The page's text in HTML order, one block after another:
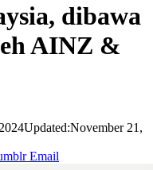
dibawa
AINZ &
Updated:November 21,
Email